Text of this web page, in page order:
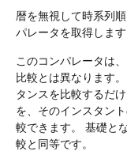
暦を無視して時系列順
パレータを取得します
このコンパレータは、
比較とは異なります
タンスを比較するだけ
を、そのインスタン
較できます。
基礎と
較と同等です。